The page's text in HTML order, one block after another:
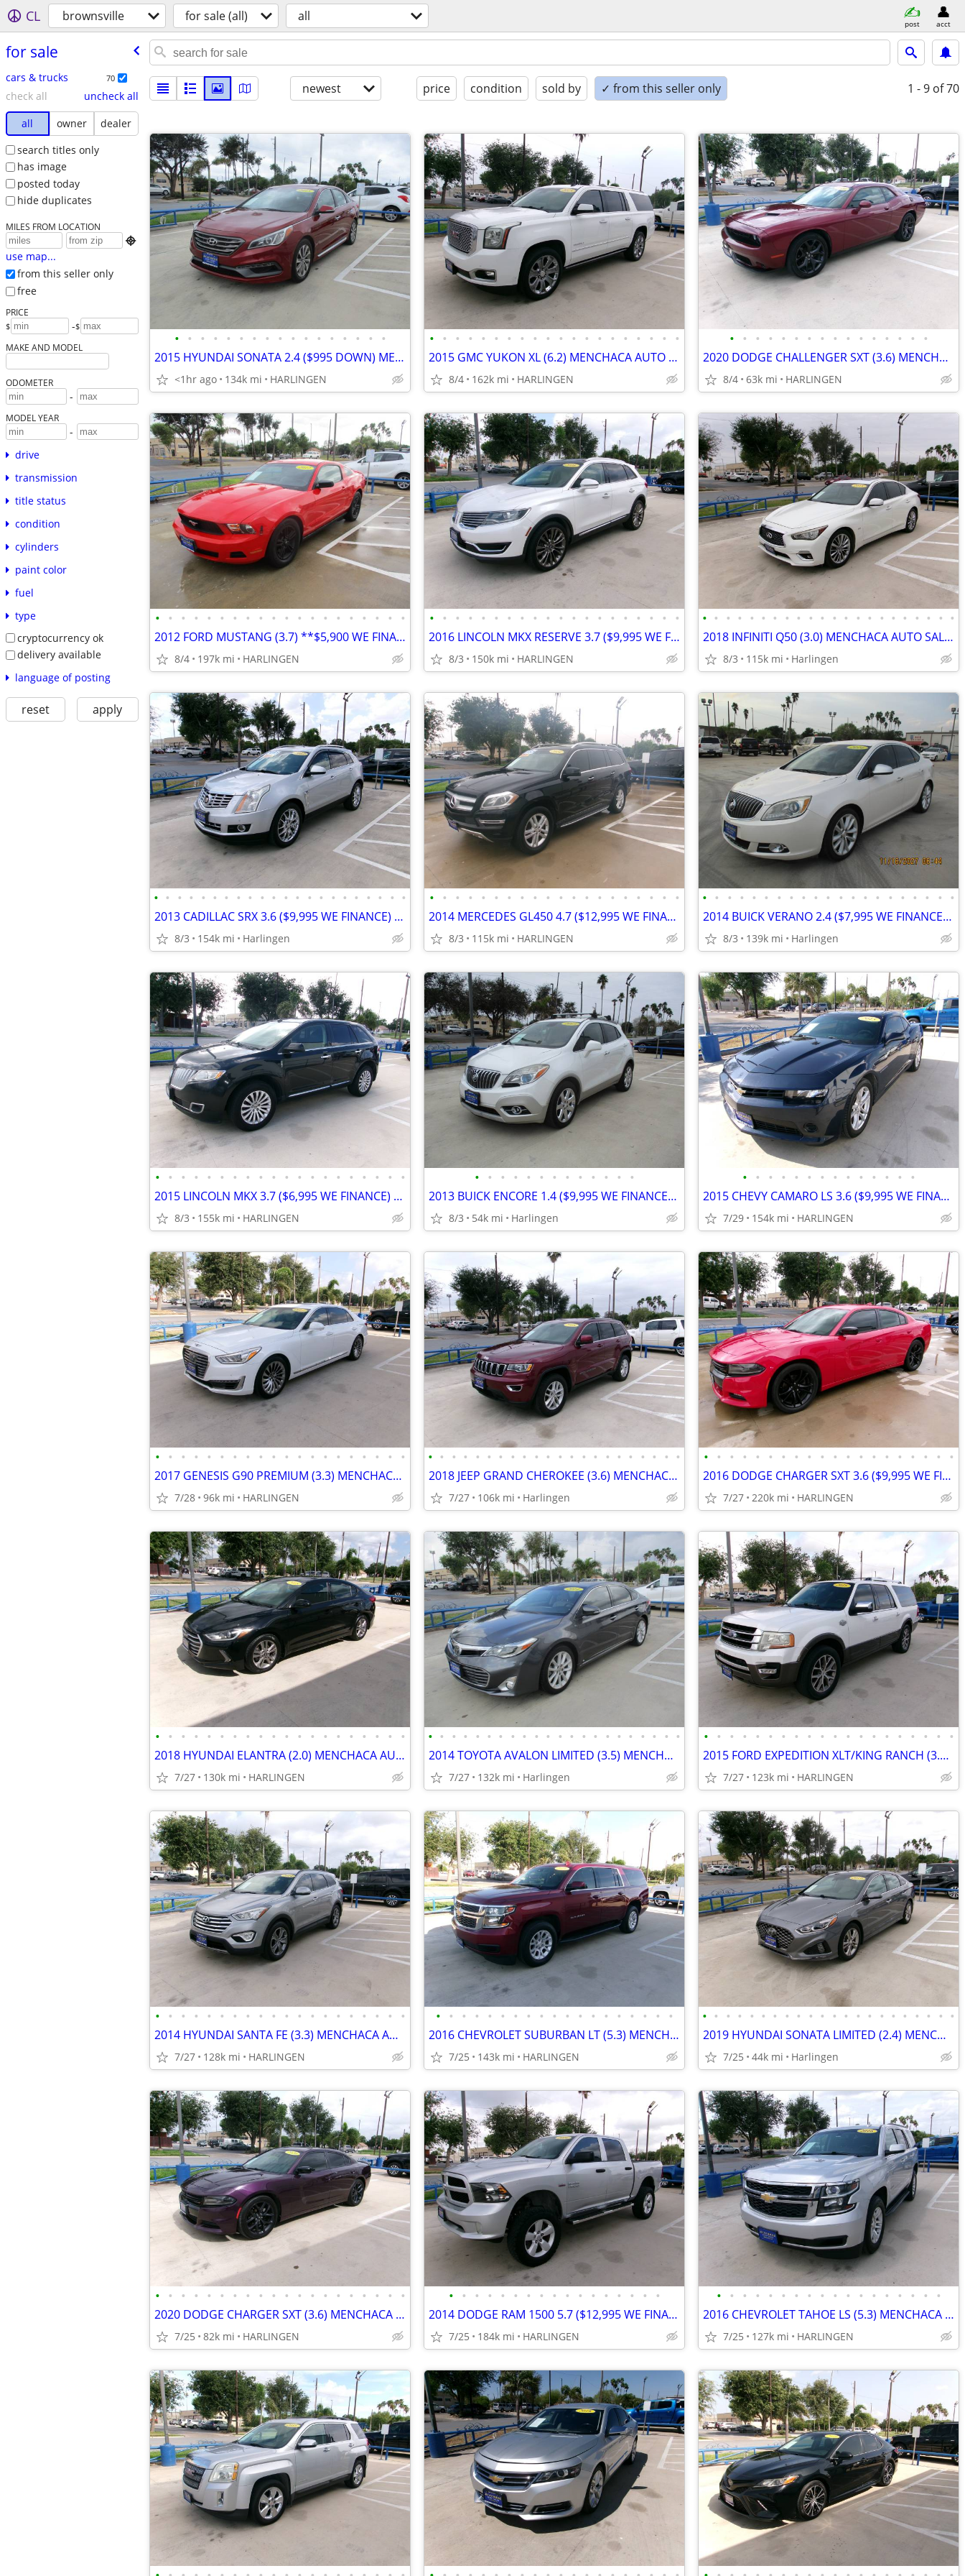
CL brownsville for sale (all) all post acct
for sale
cars & trucks 70
check all
uncheck all
all
owner
dealer
search titles only
has image
posted today
hide duplicates
MILES FROM LOCATION

use map...
from this seller only
free
PRICE
$ -$
MAKE AND MODEL
ODOMETER
-
MODEL YEAR
-
drive
transmission
title status
condition
cylinders
paint color
fuel
type
cryptocurrency ok
delivery available
language of posting
reset apply
newest price condition sold by ✓ from this seller only 1 - 9 of 70
• • • • • • • • • • • • • • • • •
2015 HYUNDAI SONATA 2.4 ($995 DOWN) MENCHACA AUTO SALES
<1hr ago 134k mi HARLINGEN
• • • • • • • • • • • • • • • • • • • •
2015 GMC YUKON XL (6.2) MENCHACA AUTO SALES
8/4 162k mi HARLINGEN
• • • • • • • • • • • • • • • •
2020 DODGE CHALLENGER SXT (3.6) MENCHACA AUTO SALES
8/4 63k mi HARLINGEN
• • • • • • • • • • • • • • • • • • • •
2012 FORD MUSTANG (3.7) **$5,900 WE FINANCE** MENCHACA AUTO SALES
8/4 197k mi HARLINGEN
• • • • • • • • • • • • • • • • • • • •
2016 LINCOLN MKX RESERVE 3.7 ($9,995 WE FINANCE) MENCHACA AUTO SALES
8/3 150k mi HARLINGEN
• • • • • • • • • • • • • • • • • • • • • •
2018 INFINITI Q50 (3.0) MENCHACA AUTO SALES
8/3 115k mi Harlingen
• • • • • • • • • • • • • • • • • • • • • •
2013 CADILLAC SRX 3.6 ($9,995 WE FINANCE) MENCHACA AUTO SALES
8/3 154k mi Harlingen
• • • • • • • • • • • • • • • • • • • •
2014 MERCEDES GL450 4.7 ($12,995 WE FINANCE) MENCHACA AUTO SALES
8/3 115k mi HARLINGEN
• • • • • • • • • • • • • • • • • • • • •
2014 BUICK VERANO 2.4 ($7,995 WE FINANCE) MENCHACA AUTO SALES
8/3 139k mi Harlingen
• • • • • • • • • • • • • • • • • • • •
2015 LINCOLN MKX 3.7 ($6,995 WE FINANCE) MENCHACA AUTO SALES
8/3 155k mi HARLINGEN
• • • • • • • • • • • • •
2013 BUICK ENCORE 1.4 ($9,995 WE FINANCE) MENCHACA AUTO SALES
8/3 54k mi Harlingen
• • • • • • • • • • • • • •
2015 CHEVY CAMARO LS 3.6 ($9,995 WE FINANCE) MENCHACA AUTO SALES
7/29 154k mi HARLINGEN
• • • • • • • • • • • • • • • • • • • •
2017 GENESIS G90 PREMIUM (3.3) MENCHACA AUTO SALES
7/28 96k mi HARLINGEN
• • • • • • • • • • • • • • • • • • • • • •
2018 JEEP GRAND CHEROKEE (3.6) MENCHACA AUTO SALES
7/27 106k mi Harlingen
• • • • • • • • • • • • • • • • • • • •
2016 DODGE CHARGER SXT 3.6 ($9,995 WE FINANCE) MENCHACA AUTO SALES
7/27 220k mi HARLINGEN
• • • • • • • • • • • • • • • • • • • •
2018 HYUNDAI ELANTRA (2.0) MENCHACA AUTO SALES
7/27 130k mi HARLINGEN
• • • • • • • • • • • • • • • • • • • • • •
2014 TOYOTA AVALON LIMITED (3.5) MENCHACA AUTO SALES
7/27 132k mi Harlingen
• • • • • • • • • • • • • • • • • • • •
2015 FORD EXPEDITION XLT/KING RANCH (3.5) MENCHACA AUTO SALES
7/27 123k mi HARLINGEN
• • • • • • • • • • • • • • • • • • • •
2014 HYUNDAI SANTA FE (3.3) MENCHACA AUTO SALES
7/27 128k mi HARLINGEN
• • • • • • • • • • • • • • • • • • •
2016 CHEVROLET SUBURBAN LT (5.3) MENCHACA AUTO SALES
7/25 143k mi HARLINGEN
• • • • • • • • • • • • • • • • • • • • • •
2019 HYUNDAI SONATA LIMITED (2.4) MENCHACA AUTO SALES
7/25 44k mi Harlingen
• • • • • • • • • • • • • • • • • • • •
2020 DODGE CHARGER SXT (3.6) MENCHACA AUTO SALES
7/25 82k mi HARLINGEN
• • • • • • • • • • • • • • • • •
2014 DODGE RAM 1500 5.7 ($12,995 WE FINANCE) MENCHACA AUTO SALES
7/25 184k mi HARLINGEN
• • • • • • • • • • • • • • • • • •
2016 CHEVROLET TAHOE LS (5.3) MENCHACA AUTO SALES
7/25 127k mi HARLINGEN